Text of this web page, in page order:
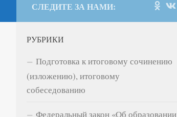
СЛЕДИТЕ ЗА НАМИ:
РУБРИКИ
Подготовка к итоговому сочинению
(изложению), итоговому
собеседованию
Федеральный закон «Об образовании